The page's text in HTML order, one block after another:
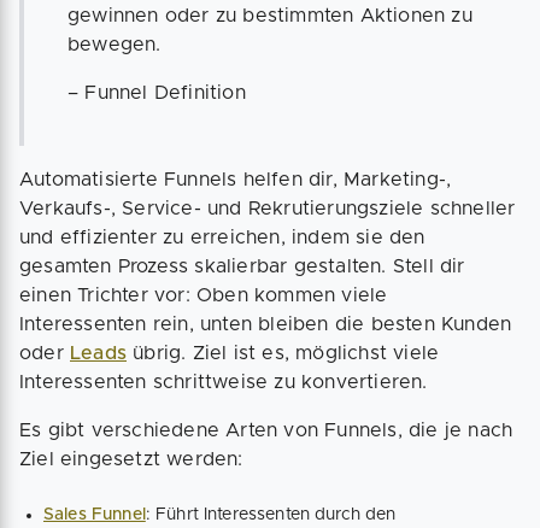
gewinnen oder zu bestimmten Aktionen zu
bewegen.
– Funnel Definition
Automatisierte Funnels helfen dir, Marketing-,
Verkaufs-, Service- und Rekrutierungsziele schneller
und effizienter zu erreichen, indem sie den
gesamten Prozess skalierbar gestalten. Stell dir
einen Trichter vor: Oben kommen viele
Interessenten rein, unten bleiben die besten Kunden
oder Leads übrig. Ziel ist es, möglichst viele
Interessenten schrittweise zu konvertieren.
Es gibt verschiedene Arten von Funnels, die je nach
Ziel eingesetzt werden:
Sales Funnel : Führt Interessenten durch den